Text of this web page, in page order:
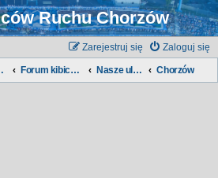
Ruchu Chorzów
Zaloguj się
Zarejestruj się
Forum kibiców: Nasze ulice, nasze dzielnice... Chorzów